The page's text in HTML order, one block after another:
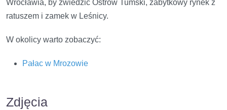
Wrocławia, by zwiedzić Ostrów Tumski, zabytkowy rynek z
ratuszem i zamek w Leśnicy.
W okolicy warto zobaczyć:
Pałac w Mrozowie
Zdjęcia